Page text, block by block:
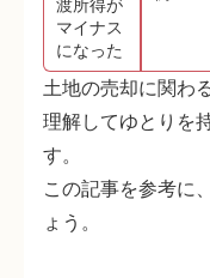
マイナス
になった
土地の売却に関わ
理解してゆとりを
す。
この記事を参考に
ょう。